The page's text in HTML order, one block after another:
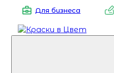
Для бизнеса